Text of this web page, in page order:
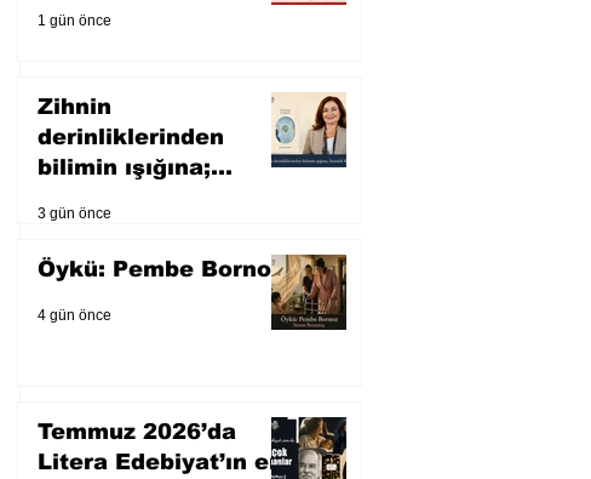
1 gün önce
Zihnin
derinliklerinden
bilimin ışığına;
3 gün önce
Öykü: Pembe Bornoz
4 gün önce
Temmuz 2026’da
Litera Edebiyat’ın en